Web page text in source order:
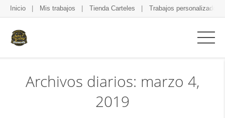
Inicio Mis trabajos Tienda Carteles Trabajos personalizados
Archivos diarios: marzo 4,
2019